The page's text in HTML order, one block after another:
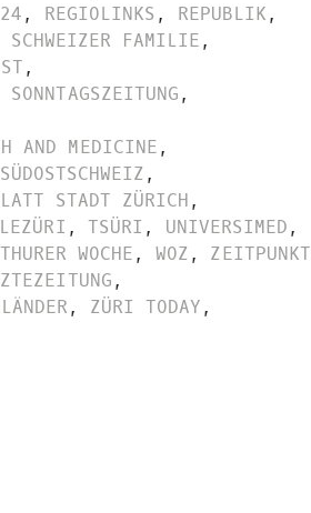
, REGIOLINKS , REPUBLIK,
SCHWEIZER FAMILIE,
,
SONNTAGSZEITUNG,
AND MEDICINE,
SÜDOSTSCHWEIZ,
STADT ZÜRICH,
, TSÜRI , UNIVERSIMED,
WOCHE, WOZ, ZEITPUNKT
,
, ZÜRI TODAY,